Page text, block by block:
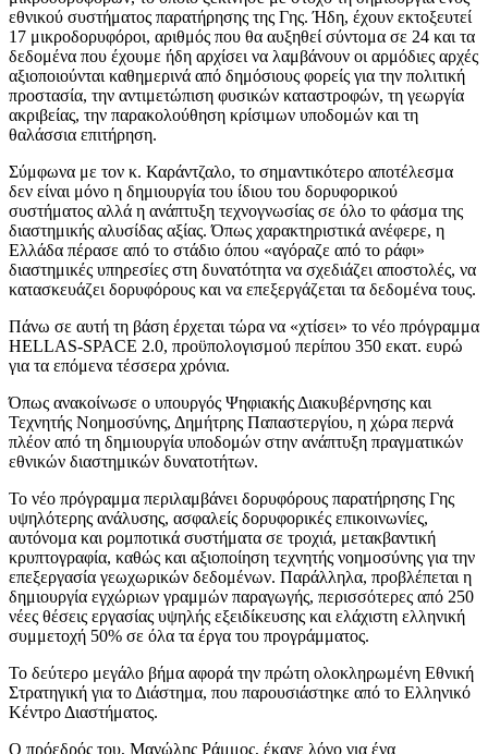
εθνικού συστήματος παρατήρησης της Γης. Ήδη, έχουν εκτοξευτεί
17 μικροδορυφόροι, αριθμός που θα αυξηθεί σύντομα σε 24 και τα
δεδομένα που έχουμε ήδη αρχίσει να λαμβάνουν οι αρμόδιες αρχές
αξιοποιούνται καθημερινά από δημόσιους φορείς για την πολιτική
προστασία, την αντιμετώπιση φυσικών καταστροφών, τη γεωργία
ακριβείας, την παρακολούθηση κρίσιμων υποδομών και τη
θαλάσσια επιτήρηση.
Σύμφωνα με τον κ. Καράντζαλο, το σημαντικότερο αποτέλεσμα
δεν είναι μόνο η δημιουργία του ίδιου του δορυφορικού
συστήματος αλλά η ανάπτυξη τεχνογνωσίας σε όλο το φάσμα της
διαστημικής αλυσίδας αξίας. Όπως χαρακτηριστικά ανέφερε, η
Ελλάδα πέρασε από το στάδιο όπου «αγόραζε από το ράφι»
διαστημικές υπηρεσίες στη δυνατότητα να σχεδιάζει αποστολές, να
κατασκευάζει δορυφόρους και να επεξεργάζεται τα δεδομένα τους.
Πάνω σε αυτή τη βάση έρχεται τώρα να «χτίσει» το νέο πρόγραμμα
HELLAS-SPACE 2.0, προϋπολογισμού περίπου 350 εκατ. ευρώ
για τα επόμενα τέσσερα χρόνια.
Όπως ανακοίνωσε ο υπουργός Ψηφιακής Διακυβέρνησης και
Τεχνητής Νοημοσύνης, Δημήτρης Παπαστεργίου, η χώρα περνά
πλέον από τη δημιουργία υποδομών στην ανάπτυξη πραγματικών
εθνικών διαστημικών δυνατοτήτων.
Το νέο πρόγραμμα περιλαμβάνει δορυφόρους παρατήρησης Γης
υψηλότερης ανάλυσης, ασφαλείς δορυφορικές επικοινωνίες,
αυτόνομα και ρομποτικά συστήματα σε τροχιά, μετακβαντική
κρυπτογραφία, καθώς και αξιοποίηση τεχνητής νοημοσύνης για την
επεξεργασία γεωχωρικών δεδομένων. Παράλληλα, προβλέπεται η
δημιουργία εγχώριων γραμμών παραγωγής, περισσότερες από 250
νέες θέσεις εργασίας υψηλής εξειδίκευσης και ελάχιστη ελληνική
συμμετοχή 50% σε όλα τα έργα του προγράμματος.
Το δεύτερο μεγάλο βήμα αφορά την πρώτη ολοκληρωμένη Εθνική
Στρατηγική για το Διάστημα, που παρουσιάστηκε από το Ελληνικό
Κέντρο Διαστήματος.
Ο πρόεδρός του, Μανώλης Ράμμος, έκανε λόγο για ένα